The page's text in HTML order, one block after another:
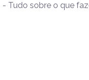
- Tudo sobre o que